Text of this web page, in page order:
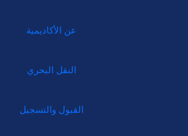
عن الأكاديمية
النقل البحري
القبول والتسجيل